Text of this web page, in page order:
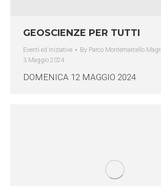
GEOSCIENZE PER TUTTI
Eventi ed Iniziative By Parco Montemarcello
3 Maggio 2024
DOMENICA 12 MAGGIO 2024